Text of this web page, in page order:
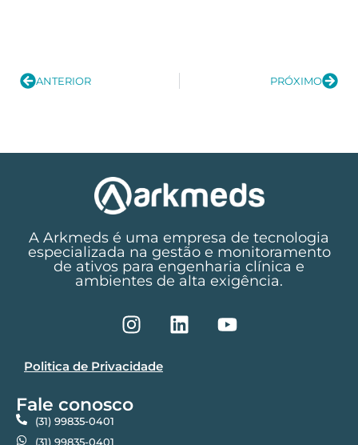
ANTERIOR PRÓXIMO
A Arkmeds é uma empresa de tecnologia
especializada na gestão e monitoramento
de ativos para engenharia clínica e
ambientes de alta exigência.
Politica de Privacidade
Fale conosco
(31) 99835-0401
(31) 99835-0401